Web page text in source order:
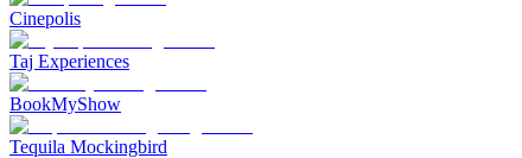
Cinepolis
Taj Experiences
BookMyShow
Tequila Mockingbird